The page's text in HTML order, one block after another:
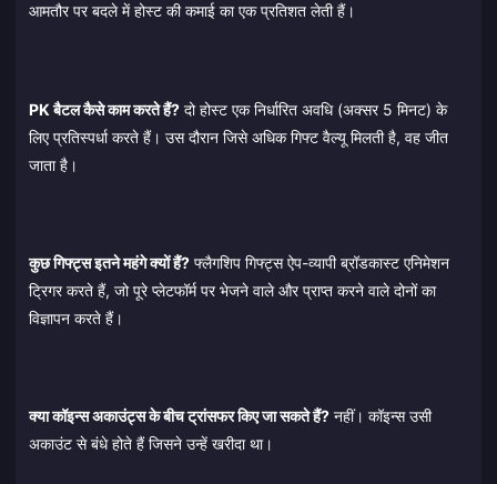
आमतौर पर बदले में होस्ट की कमाई का एक प्रतिशत लेती हैं।
PK बैटल कैसे काम करते हैं? दो होस्ट एक निर्धारित अवधि (अक्सर 5 मिनट) के
लिए प्रतिस्पर्धा करते हैं। उस दौरान जिसे अधिक गिफ्ट वैल्यू मिलती है, वह जीत
जाता है।
कुछ गिफ्ट्स इतने महंगे क्यों हैं? फ्लैगशिप गिफ्ट्स ऐप-व्यापी ब्रॉडकास्ट एनिमेशन
ट्रिगर करते हैं, जो पूरे प्लेटफॉर्म पर भेजने वाले और प्राप्त करने वाले दोनों का
विज्ञापन करते हैं।
क्या कॉइन्स अकाउंट्स के बीच ट्रांसफर किए जा सकते हैं? नहीं। कॉइन्स उसी
अकाउंट से बंधे होते हैं जिसने उन्हें खरीदा था।